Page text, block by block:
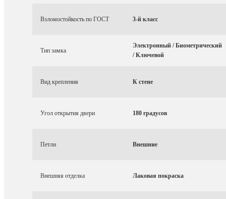
Взломостойкость по ГОСТ 3-й класс
Тип замка
Электронный / Биометрический
/ Ключевой
Вид крепления К стене
Угол открытия двери 180 градусов
Петли Внешние
Внешняя отделка Лаковая покраска